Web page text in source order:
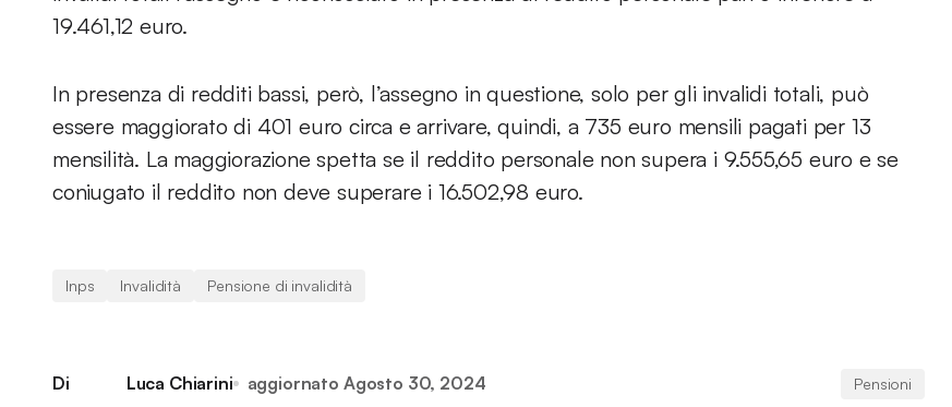
19.461,12 euro.
In presenza di redditi bassi, però, l’assegno in questione, solo per gli invalidi totali, può
essere maggiorato di 401 euro circa e arrivare, quindi, a 735 euro mensili pagati per 13
mensilità. La maggiorazione spetta se il reddito personale non supera i 9.555,65 euro e se
coniugato il reddito non deve superare i 16.502,98 euro.
Inps Invalidità Pensione di invalidità
Di Luca Chiarini aggiornato Agosto 30, 2024 Pensioni